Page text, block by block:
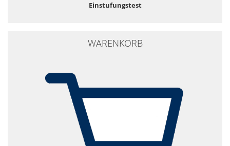
Einstufungstest
WARENKORB